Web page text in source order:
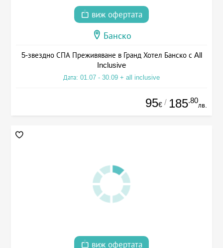
виж офертата
Банско
5-звездно СПА Преживяване в Гранд Хотел Банско с All
Inclusive
Дата: 01.07 - 30.09 + all inclusive
95€ / 185.80
лв.
виж офертата